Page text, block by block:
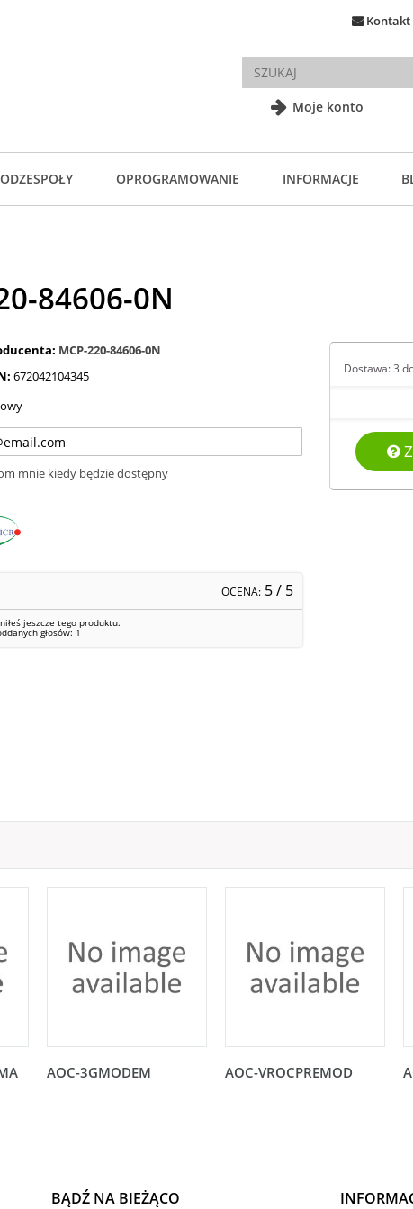
Moje konto
Kontakt
OPROGRAMOWANIE INFORMACJE
84606-0N
MCP-220-84606-0N
672042104345
mnie kiedy będzie dostępny
OCENA: 5/ 5
jeszcze tego produktu.
głosów: 1
Dostawa: 3
AOC-3GMODEM AOC-VROCPREMOD
BĄDŹ NA BIEŻĄCO